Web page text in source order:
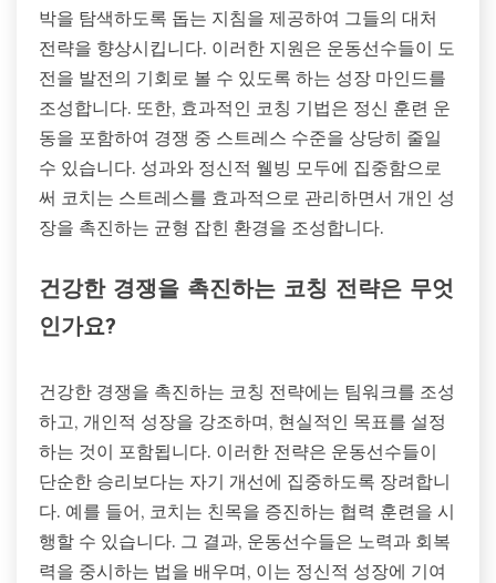
박을 탐색하도록 돕는 지침을 제공하여 그들의 대처
전략을 향상시킵니다. 이러한 지원은 운동선수들이 도
전을 발전의 기회로 볼 수 있도록 하는 성장 마인드를
조성합니다. 또한, 효과적인 코칭 기법은 정신 훈련 운
동을 포함하여 경쟁 중 스트레스 수준을 상당히 줄일
수 있습니다. 성과와 정신적 웰빙 모두에 집중함으로
써 코치는 스트레스를 효과적으로 관리하면서 개인 성
장을 촉진하는 균형 잡힌 환경을 조성합니다.
건강한 경쟁을 촉진하는 코칭 전략은 무엇
인가요?
건강한 경쟁을 촉진하는 코칭 전략에는 팀워크를 조성
하고, 개인적 성장을 강조하며, 현실적인 목표를 설정
하는 것이 포함됩니다. 이러한 전략은 운동선수들이
단순한 승리보다는 자기 개선에 집중하도록 장려합니
다. 예를 들어, 코치는 친목을 증진하는 협력 훈련을 시
행할 수 있습니다. 그 결과, 운동선수들은 노력과 회복
력을 중시하는 법을 배우며, 이는 정신적 성장에 기여